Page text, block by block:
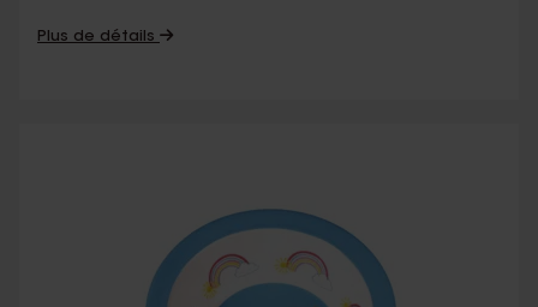
Plus de détails